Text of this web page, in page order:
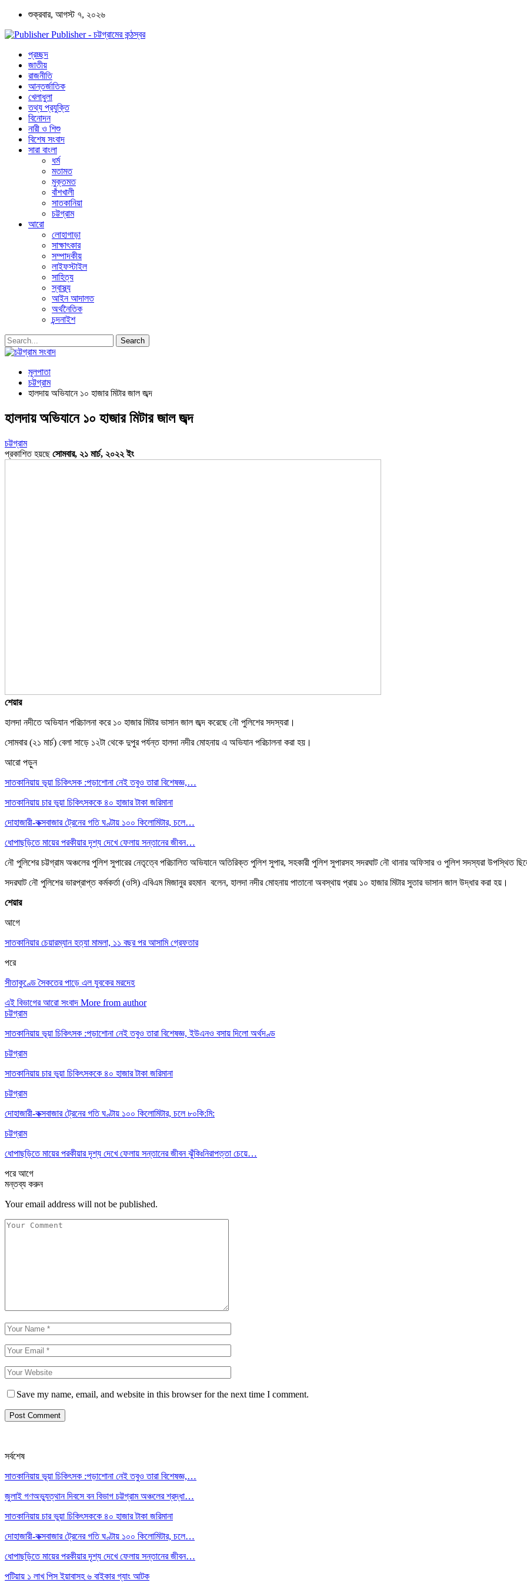
শুক্রবার, আগস্ট ৭, ২০২৬
Publisher - চট্টগ্রামের কন্ঠস্বর
প্রচ্ছদ
জাতীয়
রাজনীতি
আন্তর্জাতিক
খেলাধুলা
তথ্য প্রযুক্তি
বিনোদন
নারী ও শিশু
বিশেষ সংবাদ
সারা বাংলা
ধর্ম
মতামত
মুক্তমত
বাঁশখালী
সাতকানিয়া
চট্টগ্রাম
আরো
লোহাগাড়া
সাক্ষাৎকার
সম্পাদকীয়
লাইফস্টাইল
সাহিত্য
স্বাস্থ্য
আইন আদালত
অর্থনৈতিক
চন্দনাইশ
মূলপাতা
চট্টগ্রাম
হালদায় অভিযানে ১০ হাজার মিটার জাল জব্দ
হালদায় অভিযানে ১০ হাজার মিটার জাল জব্দ
চট্টগ্রাম
প্রকাশিত হয়ছেসোমবার, ২১ মার্চ, ২০২২ ইং
শেয়ার
হালদা নদীতে অভিযান পরিচালনা করে ১০ হাজার মিটার ভাসান জাল জব্দ করেছে নৌ পুলিশের সদস্যরা।
সোমবার (২১ মার্চ) বেলা সাড়ে ১২টা থেকে দুপুর পর্যন্ত হালদা নদীর মোহনায় এ অভিযান পরিচালনা করা হয়।
আরো পড়ুন
সাতকানিয়ায় ভূয়া চিকিৎসক :পড়াশোনা নেই তবুও তারা বিশেষজ্ঞ,…
সাতকানিয়ায় চার ভুয়া চিকিৎসককে ৪০ হাজার টাকা জরিমানা
দোহাজারী-কক্সবাজার ট্রেনের গতি ঘণ্টায় ১০০ কিলোমিটার, চলে…
ধোপাছড়িতে মায়ের পরকীয়ার দৃশ্য দেখে ফেলায় সন্তানের জীবন…
নৌ পুলিশের চট্টগ্রাম অঞ্চলের পুলিশ সুপারের নেতৃত্বে পরিচালিত অভিযানে অতিরিক্ত পুলিশ সুপার, সহকারী পুলিশ সুপারসহ সদরঘাট নৌ থানার অফিসার ও পুলিশ সদস্যরা উপস্থিত
সদরঘাট নৌ পুলিশের ভারপ্রাপ্ত কর্মকর্তা (ওসি) এবিএম মিজানুর রহমান বলেন, হালদা নদীর মোহনায় পাতানো অবস্থায় প্রায় ১০ হাজার মিটার সুতার‌ ভাসান জাল উদ্ধার করা হয়।
শেয়ার
আগে
সাতকানিয়ার চেয়ারম্যান হত্যা মামলা, ১১ বছর পর আসামি গ্রেফতার
পরে
সীতাকুণ্ডে সৈকতের পাড়ে এল যুবকের মরদেহ
এই বিভাগের আরো সংবাদ More from author
চট্টগ্রাম
সাতকানিয়ায় ভূয়া চিকিৎসক :পড়াশোনা নেই তবুও তারা বিশেষজ্ঞ, ইউএনও বসায় দিলো অর্থদণ্ড
চট্টগ্রাম
সাতকানিয়ায় চার ভুয়া চিকিৎসককে ৪০ হাজার টাকা জরিমানা
চট্টগ্রাম
দোহাজারী-কক্সবাজার ট্রেনের গতি ঘণ্টায় ১০০ কিলোমিটার, চলে ৮০কি:মি:
চট্টগ্রাম
ধোপাছড়িতে মায়ের পরকীয়ার দৃশ্য দেখে ফেলায় সন্তানের জীবন ঝুঁকিঃনিরাপত্তা চেয়ে…
পরেআগে
মন্তব্য করুন
Your email address will not be published.
Save my name, email, and website in this browser for the next time I comment.
সর্বশেষ
সাতকানিয়ায় ভূয়া চিকিৎসক :পড়াশোনা নেই তবুও তারা বিশেষজ্ঞ,…
জুলাই গণঅভ্যুত্থান দিবসে বন বিভাগ চট্টগ্রাম অঞ্চলের শ্রদ্ধা…
সাতকানিয়ায় চার ভুয়া চিকিৎসককে ৪০ হাজার টাকা জরিমানা
দোহাজারী-কক্সবাজার ট্রেনের গতি ঘণ্টায় ১০০ কিলোমিটার, চলে…
ধোপাছড়িতে মায়ের পরকীয়ার দৃশ্য দেখে ফেলায় সন্তানের জীবন…
পটিয়ায় ১ লাখ পিস ইয়াবাসহ ৬ বাইকার গ্যাং আটক